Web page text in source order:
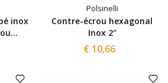
inox
Polsinelli
Contre-écrou hexagonal
Inox 2"
€ 10,66